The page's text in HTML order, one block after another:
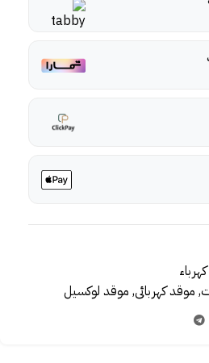
كهرباء
, موقد كهربائى, موقد لوكسيل